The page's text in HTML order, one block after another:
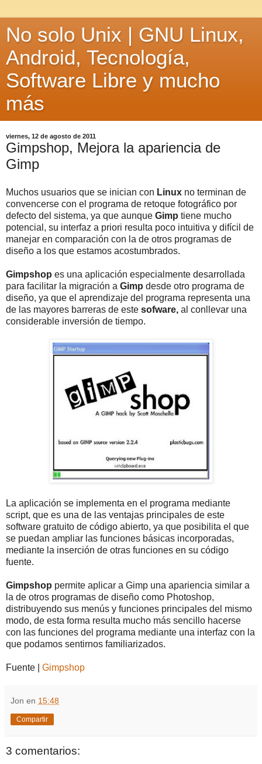
No solo Unix | GNU Linux,
Android, Tecnología,
Software Libre y mucho
más
viernes, 12 de agosto de 2011
Gimpshop, Mejora la apariencia de
Gimp
Muchos usuarios que se inician con Linux no terminan de
convencerse con el programa de retoque fotográfico por
defecto del sistema, ya que aunque Gimp tiene mucho
potencial, su interfaz a priori resulta poco intuitiva y difícil de
manejar en comparación con la de otros programas de
diseño a los que estamos acostumbrados.
Gimpshop es una aplicación especialmente desarrollada
para facilitar la migración a Gimp desde otro programa de
diseño, ya que el aprendizaje del programa representa una
de las mayores barreras de este sofware, al conllevar una
considerable inversión de tiempo.
La aplicación se implementa en el programa mediante
script, que es una de las ventajas principales de este
software gratuito de código abierto, ya que posibilita el que
se puedan ampliar las funciones básicas incorporadas,
mediante la inserción de otras funciones en su código
fuente.
Gimpshop permite aplicar a Gimp una apariencia similar a
la de otros programas de diseño como Photoshop,
distribuyendo sus menús y funciones principales del mismo
modo, de esta forma resulta mucho más sencillo hacerse
con las funciones del programa mediante una interfaz con la
que podamos sentirnos familiarizados.
Fuente | Gimpshop
Jon en 15:48
Compartir
3 comentarios: